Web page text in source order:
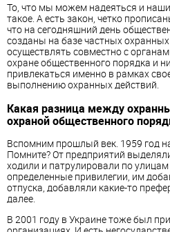
То, что мы можем надеяться и
такое. А есть закон, четко
что на сегодняшний день
созданы на базе частных охранных
осуществлять совместно с
охране общественного порядка и
привлекаться именно в рамках
выполнению охранных действий.
Какая разница между
охраной общественного
Вспомним прошлый век. 1959 год
Помните? От предприятий
ходили и патрулировали по
определенные привилегии, им
отпуска, добавляли какие-то
далее.
В 2001 году в Украине тоже был